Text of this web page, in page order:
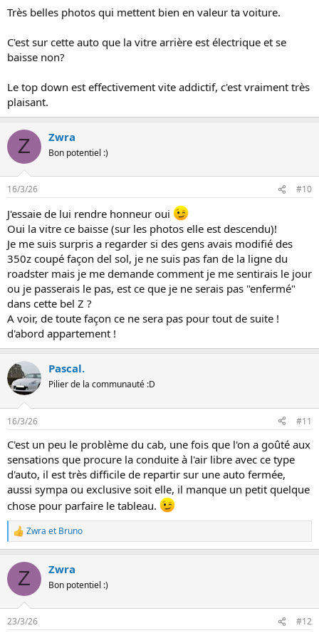
n
:
Très belles photos qui mettent bien en valeur ta voiture.
C'est sur cette auto que la vitre arrière est électrique et se
baisse non?
Le top down est effectivement vite addictif, c'est vraiment très
plaisant.
Z Zwra
Bon potentiel :)
16/3/26 #10
J'essaie de lui rendre honneur oui
Oui la vitre ce baisse (sur les photos elle est descendu)!
Je me suis surpris a regarder si des gens avais modifié des
350z coupé façon del sol, je ne suis pas fan de la ligne du
roadster mais je me demande comment je me sentirais le jour
ou je passerais le pas, est ce que je ne serais pas "enfermé"
dans cette bel Z ?
A voir, de toute façon ce ne sera pas pour tout de suite !
d'abord appartement !
Pascal.
Pilier de la communauté :D
16/3/26 #11
C'est un peu le problème du cab, une fois que l'on a goûté aux
sensations que procure la conduite à l'air libre avec ce type
d'auto, il est très difficile de repartir sur une auto fermée,
aussi sympa ou exclusive soit elle, il manque un petit quelque
chose pour parfaire le tableau.
L
e
r
a
i
Zwra et Bruno
Z Zwra
Bon potentiel :)
23/3/26 #12